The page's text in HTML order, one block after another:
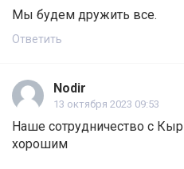
Мы будем дружить все.
Ответить
Nodir
13 октября 2023 09:53
Наше сотрудничество с
хорошим